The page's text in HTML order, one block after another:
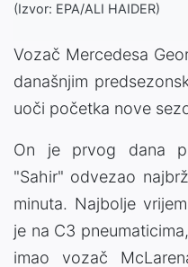
(Izvor: EPA/ALI HAIDER)
Vozač Mercedesa
današnjim
uoči početka nove
On je prvog dana
"Sahir" odvezao
minuta. Najbolje
je na C3
imao vozač